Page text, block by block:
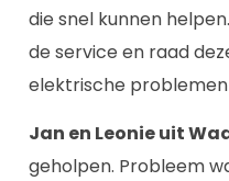
die snel kunnen
de service en raad
elektrische
Jan en Leonie uit
geholpen. Probleem